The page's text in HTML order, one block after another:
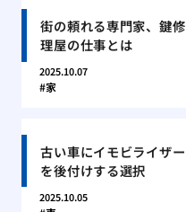
街の頼れる専門家、鍵修
理屋の仕事とは
2025.10.07
家
古い車にイモビライザー
を後付けする選択
2025.10.05